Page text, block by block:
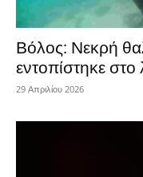
Βόλος: Νεκρή
εντοπίστηκε
29 Απριλίου 2026